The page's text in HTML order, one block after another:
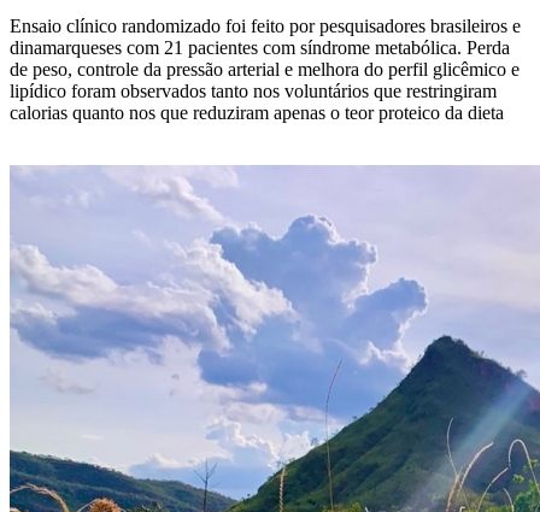
Ensaio clínico randomizado foi feito por pesquisadores brasileiros e
dinamarqueses com 21 pacientes com síndrome metabólica. Perda
de peso, controle da pressão arterial e melhora do perfil glicêmico e
lipídico foram observados tanto nos voluntários que restringiram
calorias quanto nos que reduziram apenas o teor proteico da dieta